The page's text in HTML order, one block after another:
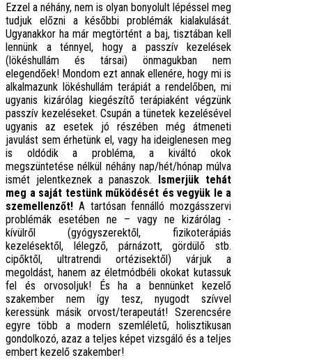
Ezzel a néhány, nem is olyan bonyolult lépéssel meg
tudjuk előzni a későbbi problémák kialakulását.
Ugyanakkor ha már megtörtént a baj, tisztában kell
lennünk a ténnyel, hogy a passzív kezelések
(lökéshullám és társai) önmagukban nem
elegendőek! Mondom ezt annak ellenére, hogy mi is
alkalmazunk lökéshullám terápiát a rendelőben, mi
ugyanis kizárólag kiegészítő terápiaként végzünk
passzív kezeléseket. Csupán a tünetek kezelésével
ugyanis az esetek jó részében még átmeneti
javulást sem érhetünk el, vagy ha ideiglenesen meg
is oldódik a probléma, a kiváltó okok
megszüntetése nélkül néhány nap/hét/hónap múlva
ismét jelentkeznek a panaszok.
Ismerjük tehát
meg a saját testünk működését és vegyük le a
szemellenzőt! A tartósan fennálló mozgásszervi
problémák esetében ne – vagy ne kizárólag -
kívülről (gyógyszerektől, fizikoterápiás
kezelésektől, lélegző, párnázott, gördülő stb.
cipőktől, ultratrendi ortézisektől) várjuk a
megoldást, hanem az életmódbéli okokat kutassuk
fel és orvosoljuk! És ha a bennünket kezelő
szakember nem így tesz, nyugodt szívvel
keressünk másik orvost/terapeutát! Szerencsére
egyre több a modern szemléletű, holisztikusan
gondolkozó, azaz a teljes képet vizsgáló és a teljes
embert kezelő szakember!